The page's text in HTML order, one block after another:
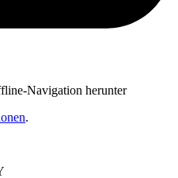
Navigation herunter
.